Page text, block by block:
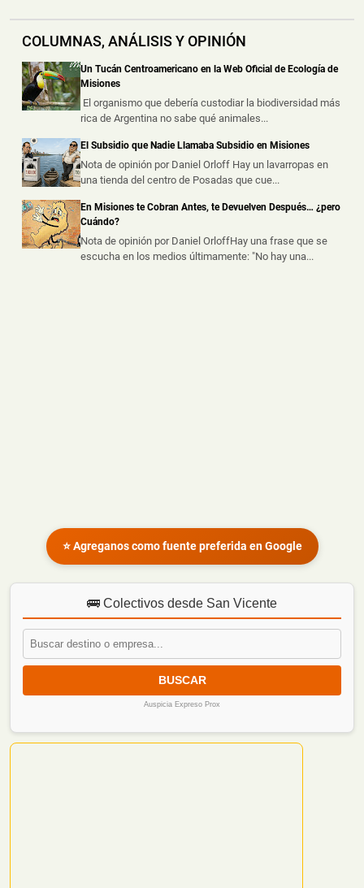
Policías Encubiertos Capturaron a dos Dealers con
Cocaína y Marihuana Dosificadas en un Barrio de
Puerto Iguazú
📅 6 ago 2026
procedimientos realizados por la ...
Chocó a una Moto en Posadas, dejó dos Heridos y
Escapó del Lugar
📅 6 ago 2026
Dos personas resultaron heridas luego de que un
automóvil embistiera a una motoc...
COLUMNAS, ANÁLISIS Y OPINIÓN
Un Tucán Centroamericano en la Web Oficial de Ecología de
Misiones
El organismo que debería custodiar la biodiversidad más
rica de Argentina no sabe qué animales...
El Subsidio que Nadie Llamaba Subsidio en Misiones
Nota de opinión por Daniel Orloff Hay un lavarropas en
una tienda del centro de Posadas que cue...
En Misiones te Cobran Antes, te Devuelven Después… ¿pero
Cuándo?
Nota de opinión por Daniel OrloffHay una frase que se
escucha en los medios últimamente: "No hay una...
⭐ Agreganos como fuente preferida en Google
🚌 Colectivos desde San Vicente
BUSCAR
Auspicia Expreso Prox